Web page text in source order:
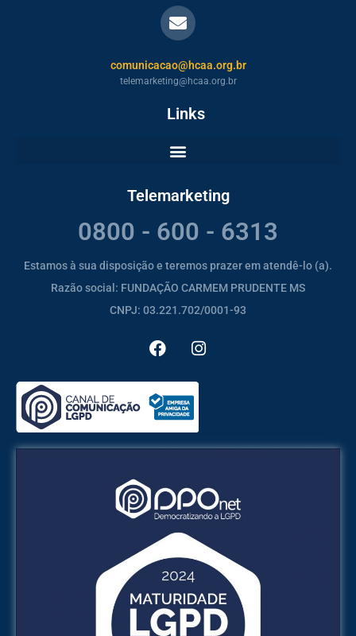
comunicacao@hcaa.org.br
telemarketing@hcaa.org.br
Links
Telemarketing
0800 - 600 - 6313
Estamos à sua disposição e teremos prazer em atendê-lo (a).
Razão social: FUNDAÇÃO CARMEM PRUDENTE MS
CNPJ: 03.221.702/0001-93